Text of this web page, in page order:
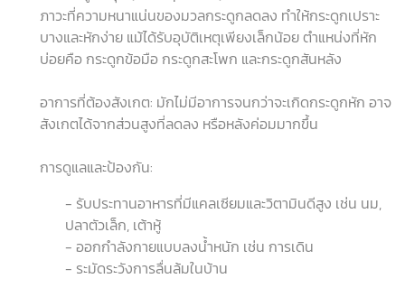
ภาวะที่ความหนาแน่นของมวลกระดูกลดลง ทำให้กระดูกเปราะ
บางและหักง่าย แม้ได้รับอุบัติเหตุเพียงเล็กน้อย ตำแหน่งที่หัก
บ่อยคือ กระดูกข้อมือ กระดูกสะโพก และกระดูกสันหลัง
อาการที่ต้องสังเกต: มักไม่มีอาการจนกว่าจะเกิดกระดูกหัก อาจ
สังเกตได้จากส่วนสูงที่ลดลง หรือหลังค่อมมากขึ้น
การดูแลและป้องกัน:
- รับประทานอาหารที่มีแคลเซียมและวิตามินดีสูง เช่น นม,
ปลาตัวเล็ก, เต้าหู้
- ออกกำลังกายแบบลงน้ำหนัก เช่น การเดิน
- ระมัดระวังการลื่นล้มในบ้าน